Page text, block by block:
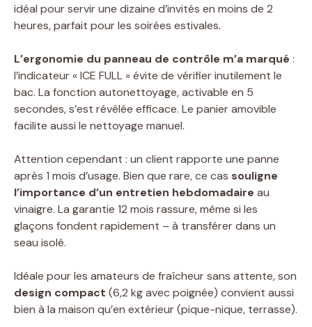
idéal pour servir une dizaine d’invités en moins de 2
heures, parfait pour les soirées estivales.
L’ergonomie du panneau de contrôle m’a marqué :
l’indicateur « ICE FULL » évite de vérifier inutilement le
bac. La fonction autonettoyage, activable en 5
secondes, s’est révélée efficace. Le panier amovible
facilite aussi le nettoyage manuel.
Attention cependant : un client rapporte une panne
après 1 mois d’usage. Bien que rare, ce cas souligne
l’importance d’un entretien hebdomadaire au
vinaigre. La garantie 12 mois rassure, même si les
glaçons fondent rapidement – à transférer dans un
seau isolé.
Idéale pour les amateurs de fraîcheur sans attente, son
design compact (6,2 kg avec poignée) convient aussi
bien à la maison qu’en extérieur (pique-nique, terrasse).